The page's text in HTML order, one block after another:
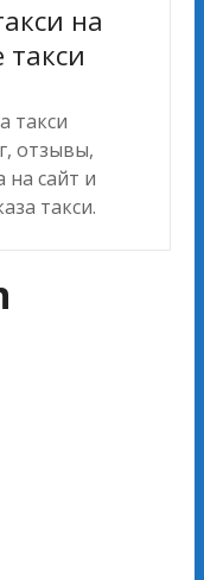
на
такси
такси
отзывы,
на сайт и
такси.